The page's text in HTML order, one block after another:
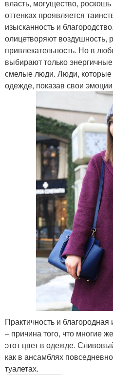
власть, могущество,
оттенках проявляется
изысканность и
олицетворяют воздушность,
привлекательность. Но в
выбирают только
смелые люди. Люди, которые
одежде, показав свои
Практичность и
– причина того, что многие
этот цвет в одежде.
как в ансамблях
туалетах.